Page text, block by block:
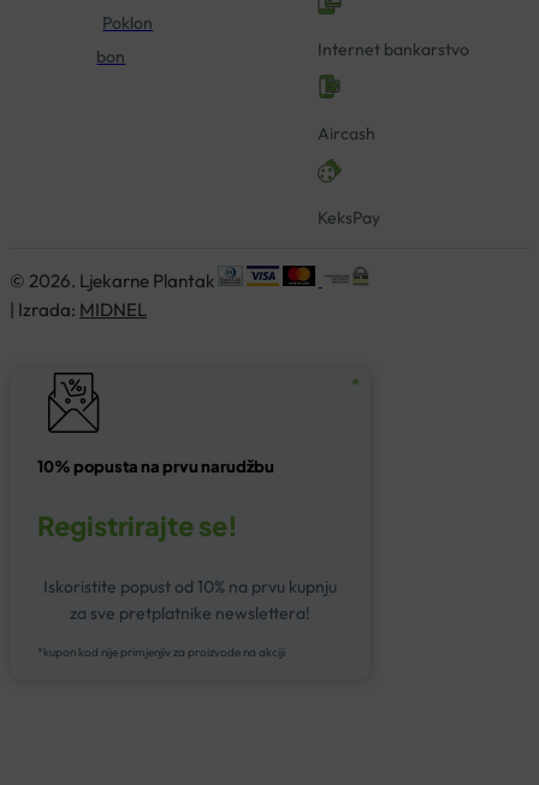
Poklon
bon
Internet bankarstvo
Aircash
KeksPay
© 2026. Ljekarne Plantak
| Izrada: MIDNEL
10% popusta na prvu narudžbu
Registrirajte se!
Iskoristite popust od 10% na prvu kupnju
za sve pretplatnike newslettera!
*kupon kod nije primjenjiv za proizvode na akciji